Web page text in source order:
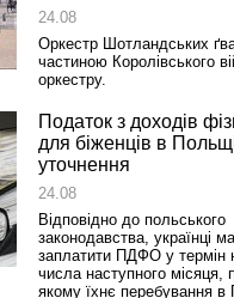
24.08
Оркестр Шотландських
частиною Королівського
оркестру.
Податок з доходів
для біженців в
уточнення
24.08
Відповідно до польського
законодавства, українці
заплатити ПДФО у термін
числа наступного місяця,
якому їхнє перебування в
Реконструкція